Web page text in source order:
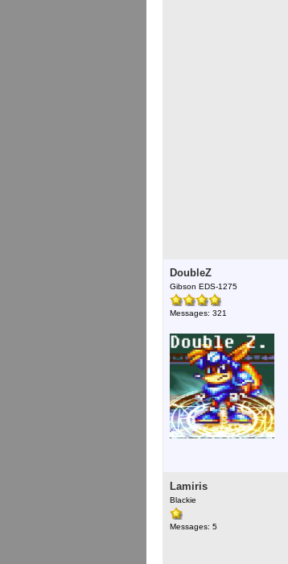
DoubleZ
Gibson EDS-1275
Messages: 321
Lamiris
Blackie
Messages: 5